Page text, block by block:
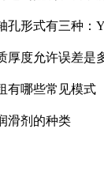
孔形式有三种：
厚度允许误差是
有哪些常见模式
滑剂的种类